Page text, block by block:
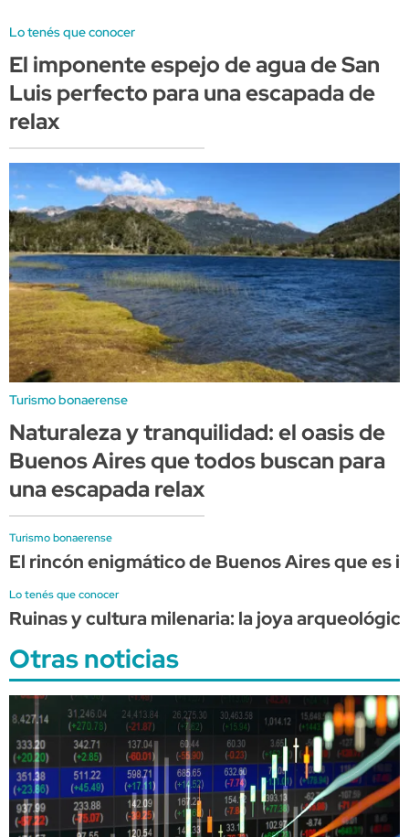
Lo tenés que conocer
El imponente espejo de agua de San
Luis perfecto para una escapada de
relax
Turismo bonaerense
Naturaleza y tranquilidad: el oasis de
Buenos Aires que todos buscan para
una escapada relax
Turismo bonaerense
El rincón enigmático de Buenos Aires que es
Lo tenés que conocer
Ruinas y cultura milenaria: la joya
Otras noticias